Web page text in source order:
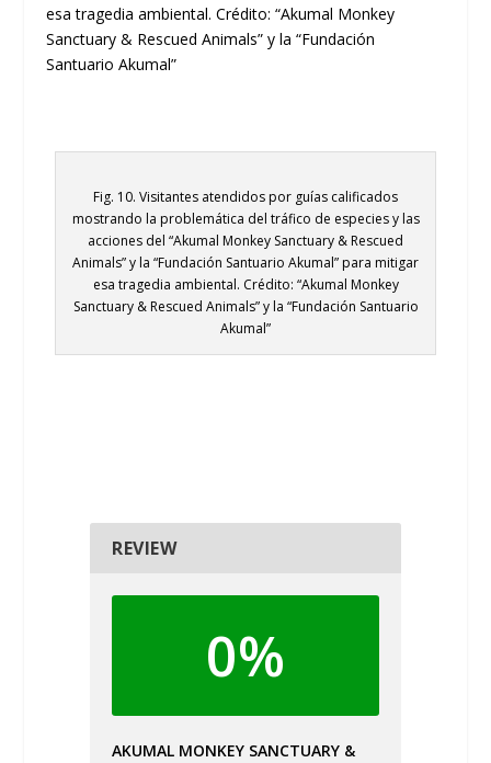
esa tragedia ambiental. Crédito: “Akumal Monkey
Sanctuary & Rescued Animals” y la “Fundación
Santuario Akumal”
Fig. 10. Visitantes atendidos por guías calificados
mostrando la problemática del tráfico de especies y las
acciones del “Akumal Monkey Sanctuary & Rescued
Animals” y la “Fundación Santuario Akumal” para mitigar
esa tragedia ambiental. Crédito: “Akumal Monkey
Sanctuary & Rescued Animals” y la “Fundación Santuario
Akumal”
REVIEW
0%
AKUMAL MONKEY SANCTUARY &